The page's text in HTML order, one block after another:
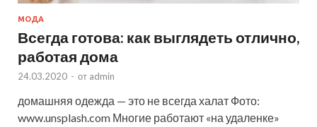
МОДА
Всегда готова: как выглядеть отлично,
работая дома
24.03.2020 - от admin
домашняя одежда — это не всегда халат Фото:
www.unsplash.com Многие работают «на удаленке»